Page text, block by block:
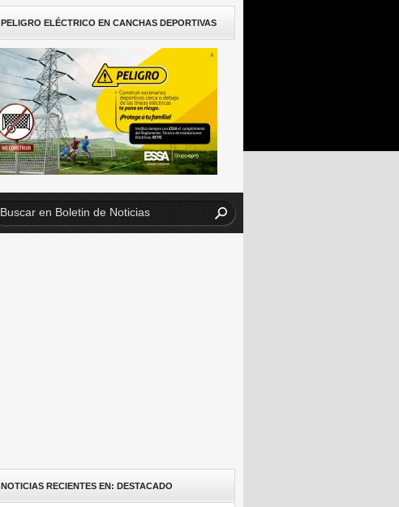
PELIGRO ELÉCTRICO EN CANCHAS DEPORTIVAS
NOTICIAS RECIENTES EN: DESTACADO